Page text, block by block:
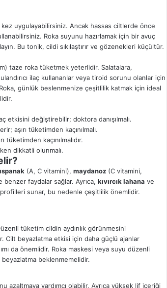
kez uygulayabilirsiniz. Ancak hassas ciltlerde önce
Roka suyunu hazırlamak için bir avuç
Bu tonik, cildi sıkılaştırır ve gözenekleri küçültür.
taze roka tüketmek yeterlidir. Salatalara,
ilaç kullananlar veya tiroid sorunu olanlar için
günlük beslenmenize çeşitlilik katmak için ideal
etkisini değiştirebilir; doktora danışılmalı.
aşırı tüketimden kaçınılmalı.
tüketimden kaçınılmalıdır.
dikkatli olunmalı.
ıspanak (A, C vitamini), maydanoz (C vitamini,
faydalar sağlar. Ayrıca, kıvırcık lahana ve
sunar, bu nedenle çeşitlilik önemlidir.
tüketim cildin aydınlık görünmesini
Cilt beyazlatma etkisi için daha güçlü ajanlar
da önemlidir. Roka maskesi veya suyu düzenli
beklenmemelidir.
yardımcı olabilir. Ayrıca yüksek lif içeriği